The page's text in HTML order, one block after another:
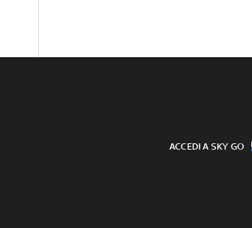
ACCEDI A SKY GO